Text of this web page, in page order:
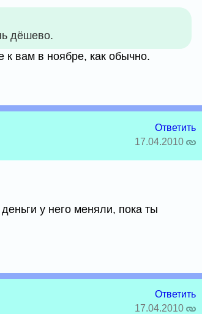
дёшево.
к вам в ноябре, как обычно.
Ответить
17.04.2010
у него меняли, пока ты
Ответить
17.04.2010